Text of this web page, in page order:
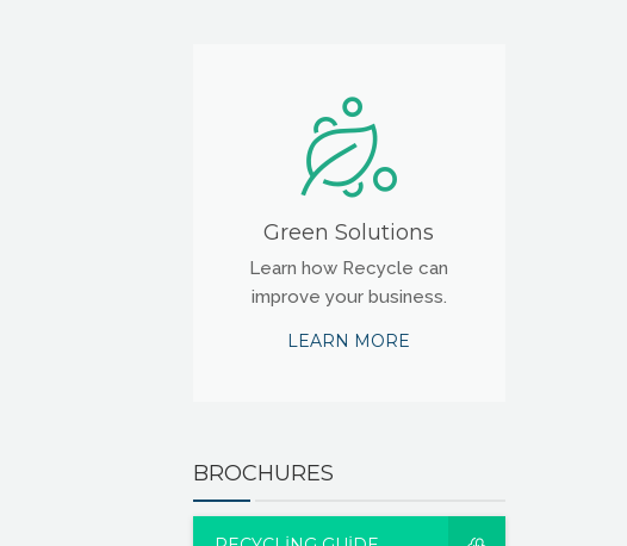
Green Solutions
Learn how Recycle can
improve your business.
LEARN MORE
BROCHURES